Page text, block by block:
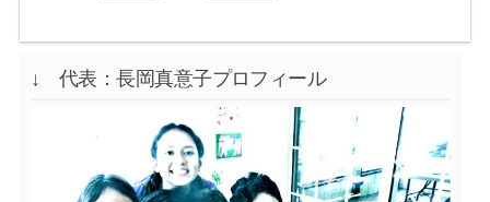
↓ 代表：長岡真意子プロフィール